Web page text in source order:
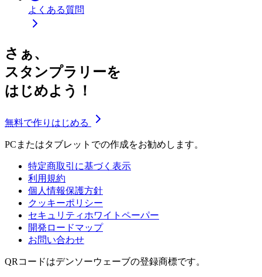
よくある質問
さぁ、
スタンプラリーを
はじめよう！
無料で作りはじめる
PCまたはタブレットでの作成をお勧めします。
特定商取引に基づく表示
利用規約
個人情報保護方針
クッキーポリシー
セキュリティホワイトペーパー
開発ロードマップ
お問い合わせ
QRコードはデンソーウェーブの登録商標です。